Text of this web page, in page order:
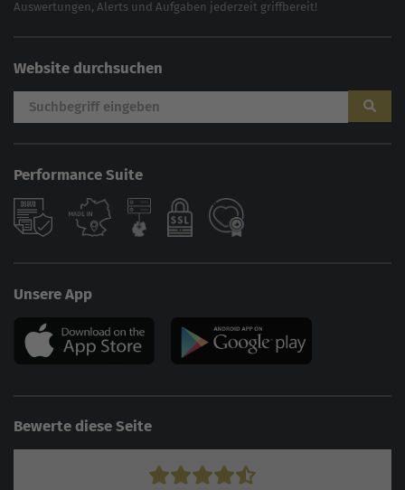
Auswertungen, Alerts und Aufgaben jederzeit griffbereit!
Website durchsuchen
Performance Suite
Unsere App
Bewerte diese Seite